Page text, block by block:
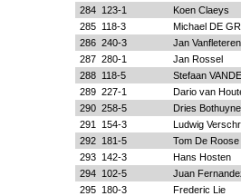
284
123-1
Koen Claeys
285
118-3
Michael DE
286 240-3
Jan Vanfleteren
287 280-1
Jan Rossel
288
118-5
Stefaan
289 227-1
Dario van
290 258-5
Dries Bothuyne
291
154-3
Ludwig
292
181-5
Tom De Roose
293
142-3
Hans Hosten
294
102-5
Juan
295
180-3
Frederic Lie